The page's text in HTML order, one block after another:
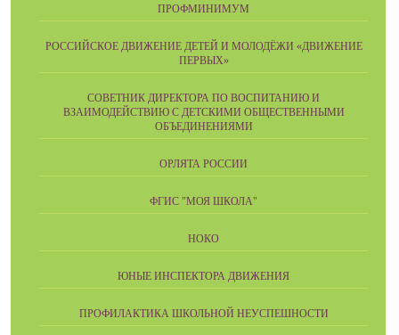
ПРОФМИНИМУМ
РОССИЙСКОЕ ДВИЖЕНИЕ ДЕТЕЙ И МОЛОДЁЖИ «ДВИЖЕНИЕ
ПЕРВЫХ»
СОВЕТНИК ДИРЕКТОРА ПО ВОСПИТАНИЮ И
ВЗАИМОДЕЙСТВИЮ С ДЕТСКИМИ ОБЩЕСТВЕННЫМИ
ОБЪЕДИНЕНИЯМИ
ОРЛЯТА РОССИИ
ФГИС "МОЯ ШКОЛА"
НОКО
ЮНЫЕ ИНСПЕКТОРА ДВИЖЕНИЯ
ПРОФИЛАКТИКА ШКОЛЬНОЙ НЕУСПЕШНОСТИ